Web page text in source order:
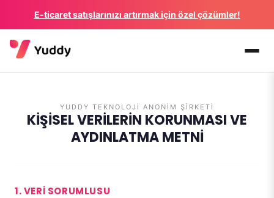
E-ticaret satışlarınızı artırmak için özel çözümler!
YUDDY TEKNOLOJI ANONIM ŞIRKETI
KİŞİSEL VERİLERİN KORUNMASI VE
AYDINLATMA METNİ
1. VERI SORUMLUSU